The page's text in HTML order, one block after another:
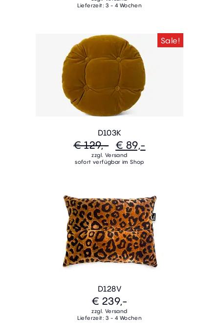
Lieferzeit: 3 - 4 Wochen
Sale!
D103K
€ 129,- € 89,-
zzgl. Versand
sofort verfügbar im Shop
D128V
€ 239,-
zzgl. Versand
Lieferzeit: 3 - 4 Wochen